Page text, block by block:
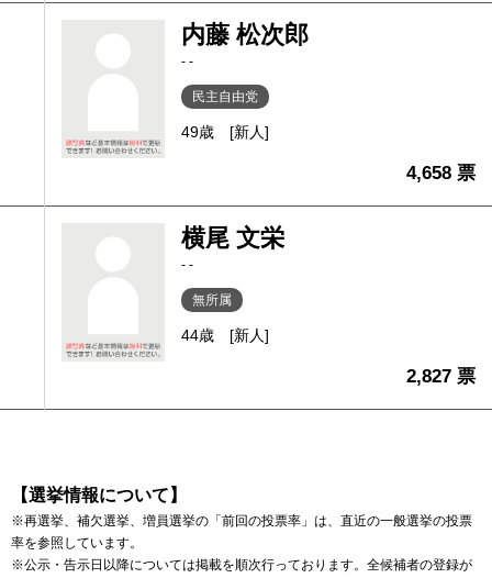
内藤 松次郎
- -
民主自由党
49歳 [新人]
4,658 票
横尾 文栄
- -
無所属
44歳 [新人]
2,827 票
【選挙情報について】
※再選挙、補欠選挙、増員選挙の「前回の投票率」は、直近の一般選挙の投票
率を参照しています。
※公示・告示日以降については掲載を順次行っております。全候補者の登録が